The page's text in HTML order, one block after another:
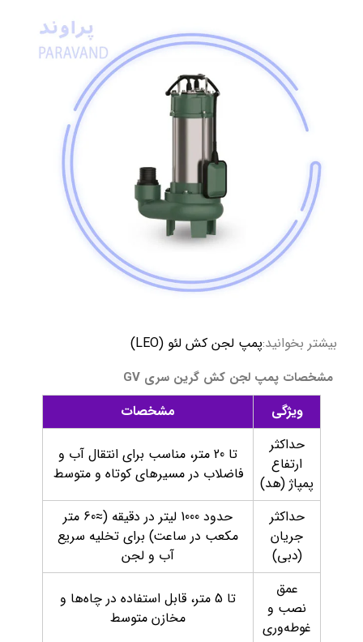
بیشتر بخوانید:پمپ لجن کش لئو (LEO)
مشخصات پمپ لجن کش گرین سری GV
ویژگی
مشخصات
حداکثر
ارتفاع
پمپاژ (هد)
تا 20 متر، مناسب برای انتقال آب و
فاضلاب در مسیرهای کوتاه و متوسط
حداکثر
جریان
(دبی)
حدود 1000 لیتر در دقیقه (≈60 متر
مکعب در ساعت) برای تخلیه سریع
آب و لجن
عمق
نصب و
غوطه‌وری
تا 5 متر، قابل استفاده در چاه‌ها و
مخازن متوسط